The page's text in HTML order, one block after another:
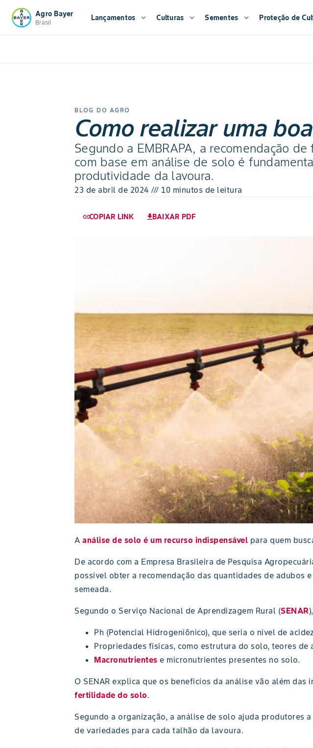
Agro Bayer
Brasil
Lançamentos expand_more Culturas expand_more Sementes expand_more Proteção de
BLOG DO AGRO
Como realizar uma
Segundo a EMBRAPA, a recomendação de
com base em análise de solo é
produtividade da lavoura.
23 de abril de 2024 /// 10 minutos de leitura
COPIAR LINK
link BAIXAR PDF
download
A análise de solo é um recurso indispensável para quem
De acordo com a Empresa Brasileira de Pesquisa
possível obter a recomendação das quantidades de adubos
semeada.
Segundo o Serviço Nacional de Aprendizagem Rural (SENAR
Ph (Potencial Hidrogeniônico), que seria o nível de
Propriedades físicas, como estrutura do solo, teores de
Macronutrientes e micronutrientes presentes no solo.
O SENAR explica que os benefícios da análise vão além
fertilidade do solo.
Segundo a organização, a análise de solo ajuda produtores
de variedades para cada talhão da lavoura.